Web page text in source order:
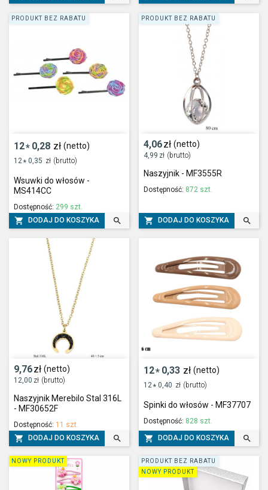
12* 0,28 zł (netto)
12 * 0,35 zł (brutto)
Wsuwki do włosów -
MS414CC
Dostępność: 299 szt.
 DODAJ DO KOSZYKA 
PRODUKT BEZ RABATU
4,06zł (netto)
4,99 zł (brutto)
Naszyjnik - MF3555R
Dostępność: 872 szt.
 DODAJ DO KOSZYKA 
PRODUKT BEZ RABATU
9,76zł (netto)
12,00 zł (brutto)
Naszyjnik Merebilo Stal 316L
- MF30652F
Dostępność: 11 szt.
 DODAJ DO KOSZYKA 
12* 0,33 zł (netto)
12* 0,40 zł (brutto)
Spinki do włosów - MF37707
Dostępność: 828 szt.
 DODAJ DO KOSZYKA 
NOWY PRODUKT
PRODUKT BEZ RABATU
NOWY PRODUKT